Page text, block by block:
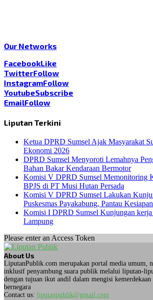
Our Networks
FacebookLike
TwitterFollow
InstagramFollow
YoutubeSubscribe
EmailFollow
Liputan Terkini
Ketua DPRD Sumsel Ajak Masyarakat
Ekonomi 2026
DPRD Sumsel Menyoroti Lemahnya
Bahan Bakar Kendaraan Bermotor
Komisi V DPRD Sumsel Memonitoring
BPJS di PT Musi Hutan Persada
Komisi V DPRD Sumsel Lakukan
Puskesmas Payakabung, Pantau
Komisi I DPRD Sumsel Kunjungan
Lampung
Please enter an Access Token
About Us
LiputanPublik.com merupakan portal media umum,
inklusif penyambung suara publik melalui liputan-
dengan tujuan ikut andil dalam mengisi kemerdekaan
bernegara
Contact us: liputanpublik@gmail.com